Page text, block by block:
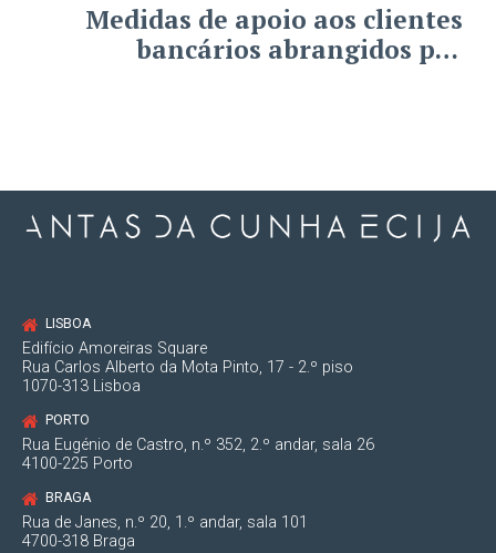
Medidas de apoio aos clientes
bancários abrangidos por
LISBOA
Edifício Amoreiras Square
Rua Carlos Alberto da Mota Pinto, 17 - 2.º piso
1070-313 Lisboa
PORTO
Rua Eugénio de Castro, n.º 352, 2.º andar, sala 26
4100-225 Porto
BRAGA
Rua de Janes, n.º 20, 1.º andar, sala 101
4700-318 Braga